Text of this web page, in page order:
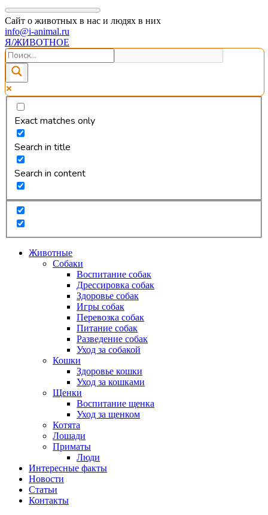
Сайт о животных в нас и людях в них
info@i-animal.ru
Я/ЖИВОТНОЕ
Exact matches only
Search in title
Search in content
Животные
Собаки
Воспитание собак
Дрессировка собак
Здоровье собак
Игры собак
Перевозка собак
Питание собак
Разведение собак
Уход за собакой
Кошки
Здоровье кошки
Уход за кошками
Щенки
Воспитание щенка
Уход за щенком
Котята
Лошади
Приматы
Люди
Интересные факты
Новости
Статьи
Контакты